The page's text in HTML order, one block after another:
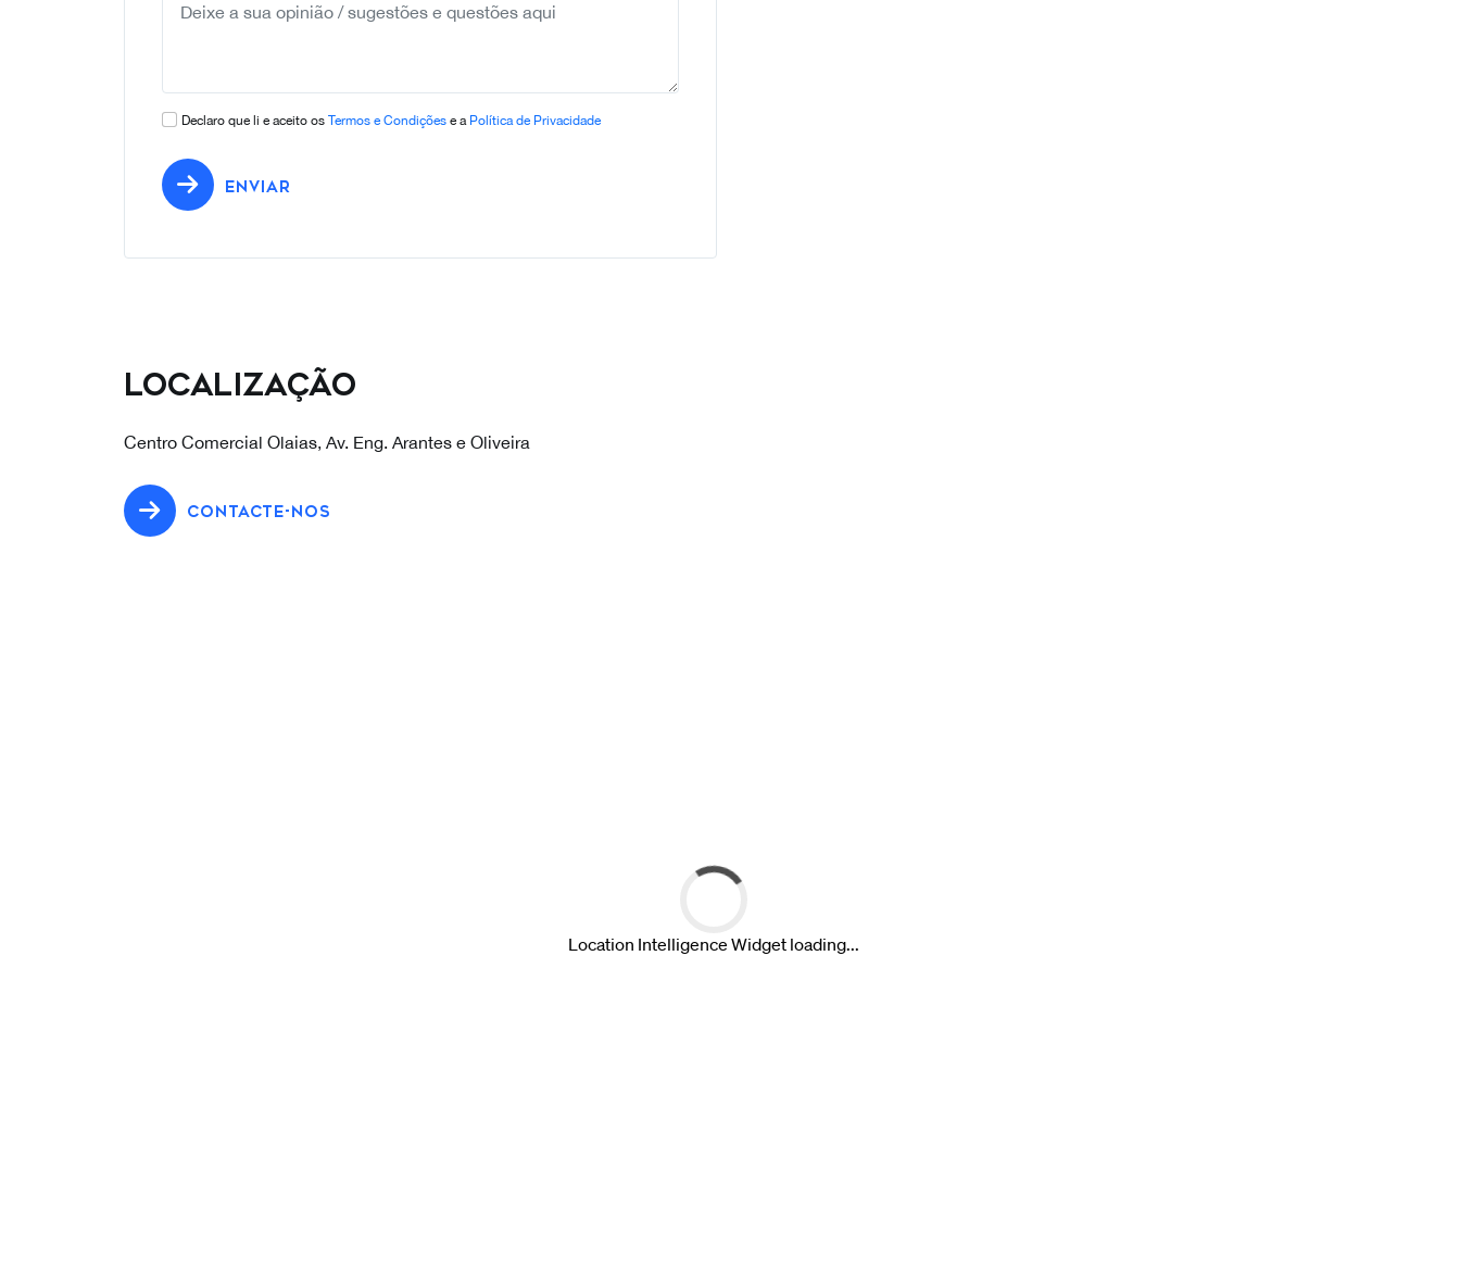
Declaro que li e aceito os Termos e Condições e a Política de Privacidade
ENVIAR
Localização
Centro Comercial Olaias, Av. Eng. Arantes e Oliveira
CONTACTE-NOS